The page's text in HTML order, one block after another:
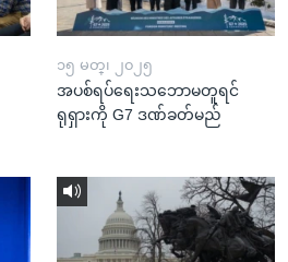
၁၅ မတ္၊ ၂၀၂၅
အပစ်ရပ်ရေးသဘောမတူရင်
ရုရှားကို G7 ဒဏ်ခတ်မည်